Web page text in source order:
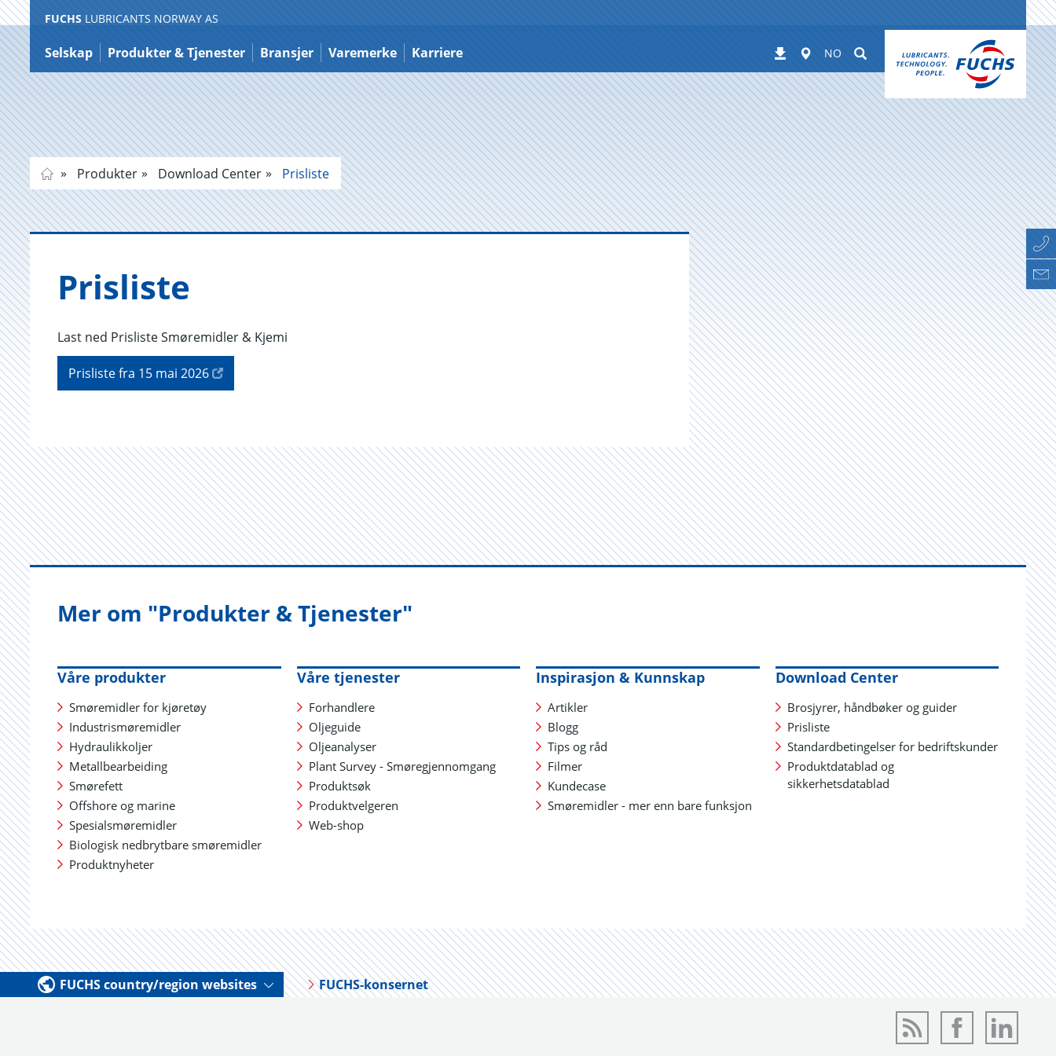
Hopp
til
innholdet
FUCHS LUBRICANTS NORWAY AS
Selskap Produkter & Tjenester Bransjer Varemerke Karriere Nedlastinger
Worldwide
NO Suchen
Produkter Download Center Prisliste
Pris­lis­te
Last ned Prisliste Smøremidler & Kjemi
Prisliste fra 15 mai 2026
Mer om "Produkter & Tjenester"
Våre produkter
Smøremidler for kjøretøy
Industrismøremidler
Hydraulikkoljer
Metallbearbeiding
Smørefett
Offshore og marine
Spesialsmøremidler
Biologisk nedbrytbare smøremidler
Produktnyheter
Våre tjenester
Forhandlere
Oljeguide
Oljeanalyser
Plant Survey - Smøregjennomgang
Produktsøk
Produktvelgeren
Web-shop
Inspirasjon & Kunnskap
Artikler
Blogg
Tips og råd
Filmer
Kundecase
Smøremidler - mer enn bare funksjon
Download Center
Brosjyrer, håndbøker og guider
Prisliste
Standardbetingelser for bedriftskunder
Produktdatablad og
sikkerhetsdatablad
FUCHS country/region websites FUCHS-konsernet